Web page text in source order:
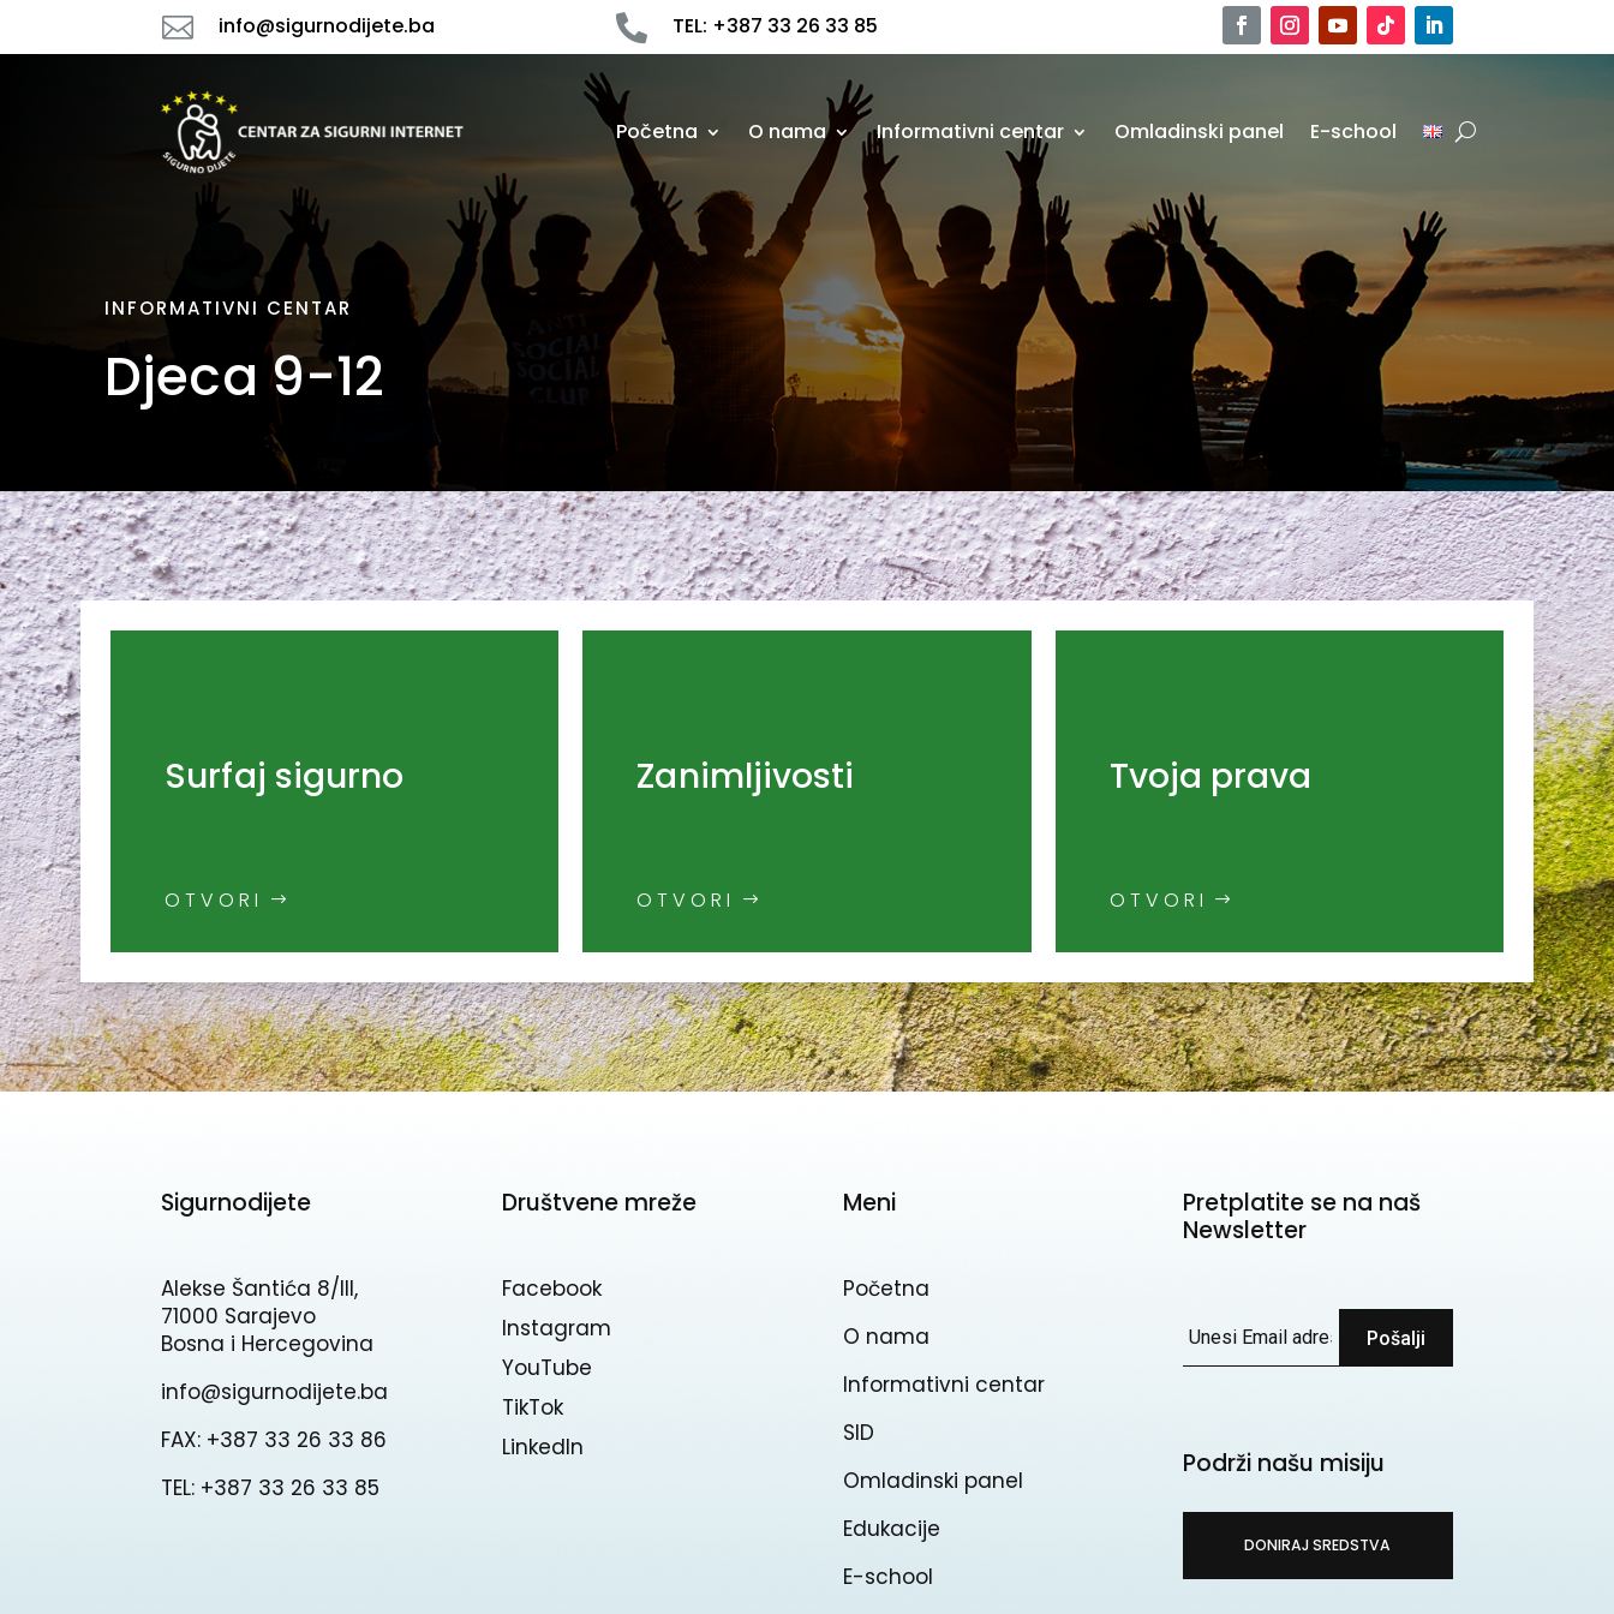
 info@sigurnodijete.ba  TEL: +387 33 26 33 85
Početna O nama Informativni centar Omladinski panel E-school
INFORMATIVNI CENTAR
Djeca 9-12
Surfaj sigurno
OTVORI
Zanimljivosti
OTVORI
Tvoja prava
OTVORI
Sigurnodijete
Alekse Šantića 8/III,
71000 Sarajevo
Bosna i Hercegovina
info@sigurnodijete.ba
FAX: +387 33 26 33 86
TEL: +387 33 26 33 85
Društvene mreže
Facebook
Instagram
YouTube
TikTok
Linkedln
Meni
Početna
O nama
Informativni centar
SID
Omladinski panel
Edukacije
E-school
Pretplatite se na naš
Newsletter
Pošalji
Podrži našu misiju
DONIRAJ SREDSTVA